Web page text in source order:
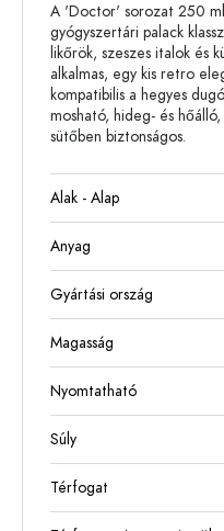
A 'Doctor' sorozat 250
gyógyszertári palack
likőrök, szeszes italok és
alkalmas, egy kis retro
kompatibilis a hegyes
mosható, hideg- és
sütőben biztonságos.
Alak - Alap
Anyag
Gyártási ország
Magasság
Nyomtatható
Súly
Térfogat